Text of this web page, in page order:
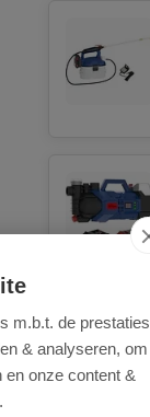
m.b.t. de prestaties
& analyseren, om
en onze content &